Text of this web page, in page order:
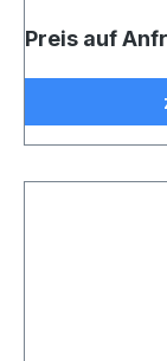
Preis auf